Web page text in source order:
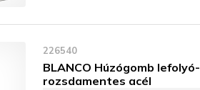
226540
BLANCO Húzógomb
rozsdamentes acél